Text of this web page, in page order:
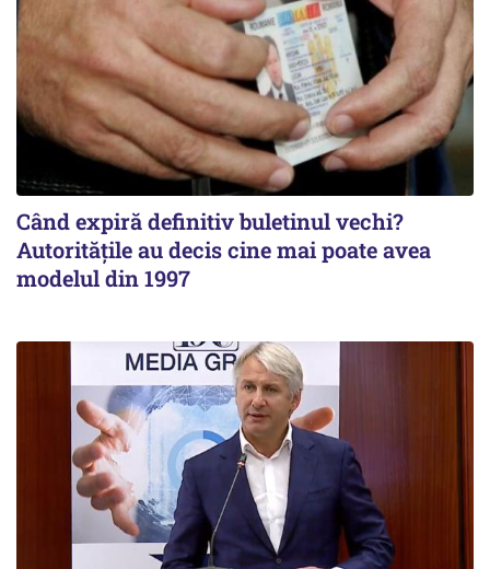
Când expiră definitiv buletinul vechi?
Autoritățile au decis cine mai poate avea
modelul din 1997